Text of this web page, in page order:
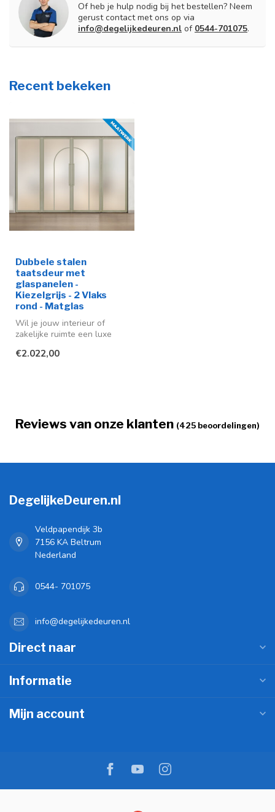
Of heb je hulp nodig bij het bestellen? Neem
gerust contact met ons op via
info@degelijkedeuren.nl of 0544-701075.
Recent bekeken
Dubbele stalen
taatsdeur met
glaspanelen -
Kiezelgrijs - 2 Vlaks
rond - Matglas
Wil je jouw interieur of
zakelijke ruimte een luxe
bieden...
€2.022,00
Reviews van onze klanten (425 beoordelingen)
DegelijkeDeuren.nl
Veldpapendijk 3b
7156 KA Beltrum
Nederland
0544- 701075
info@degelijkedeuren.nl
Direct naar
Informatie
Mijn account